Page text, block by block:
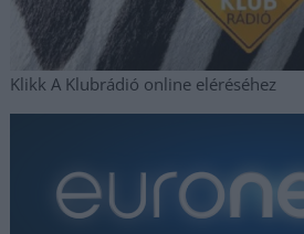
Klikk A Klubrádió online eléréséhez